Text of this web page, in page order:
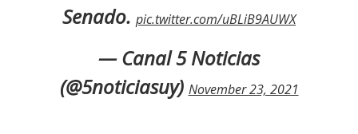
Senado. pic.twitter.com/uBLiB9AUWX
— Canal 5 Noticias
(@5noticiasuy) November 23, 2021